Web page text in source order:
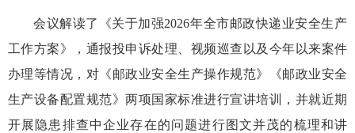
会议解读了《关于加强2026年全市邮政快递业安全生产
工作方案》，通报投申诉处理、视频巡查以及今年以来案件
办理等情况，对《邮政业安全生产操作规范》《邮政业安全
生产设备配置规范》两项国家标准进行宣讲培训，并就近期
开展隐患排查中企业存在的问题进行图文并茂的梳理和讲